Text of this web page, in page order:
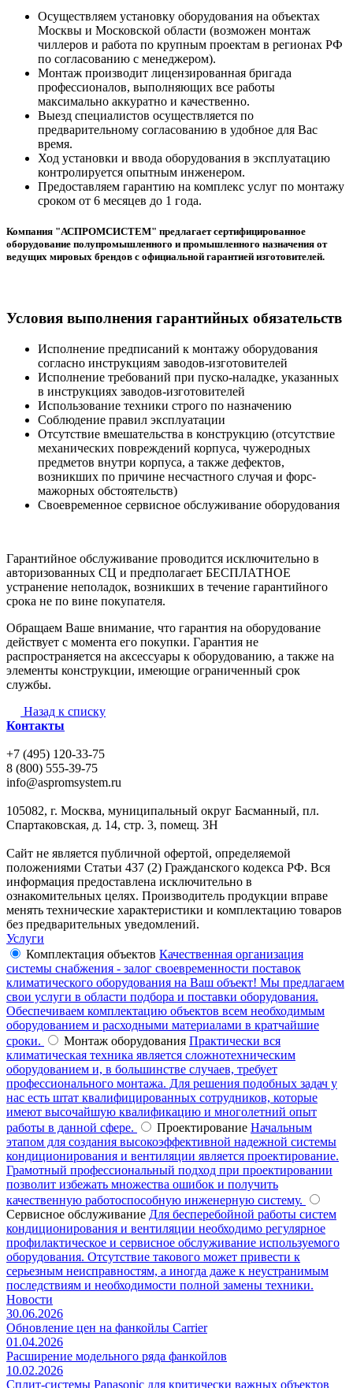
Осуществляем установку оборудования на объектах
Москвы и Московской области (возможен монтаж
чиллеров и работа по крупным проектам в регионах РФ
по согласованию с менеджером).
Монтаж производит лицензированная бригада
профессионалов, выполняющих все работы
максимально аккуратно и качественно.
Выезд специалистов осуществляется по
предварительному согласованию в удобное для Вас
время.
Ход установки и ввода оборудования в эксплуатацию
контролируется опытным инженером.
Предоставляем гарантию на комплекс услуг по монтажу
сроком от 6 месяцев до 1 года.
Компания "АСПРОМСИСТЕМ" предлагает сертифицированное
оборудование полупромышленного и промышленного назначения от
ведущих мировых брендов с официальной гарантией изготовителей.
Условия выполнения гарантийных обязательств
Исполнение предписаний к монтажу оборудования
согласно инструкциям заводов-изготовителей
Исполнение требований при пуско-наладке, указанных
в инструкциях заводов-изготовителей
Использование техники строго по назначению
Соблюдение правил эксплуатации
Отсутствие вмешательства в конструкцию (отсутствие
механических повреждений корпуса, чужеродных
предметов внутри корпуса, а также дефектов,
возникших по причине несчастного случая и форс-
мажорных обстоятельств)
Своевременное сервисное обслуживание оборудования
Гарантийное обслуживание проводится исключительно в
авторизованных СЦ и предполагает БЕСПЛАТНОЕ
устранение неполадок, возникших в течение гарантийного
срока не по вине покупателя.
Обращаем Ваше внимание, что гарантия на оборудование
действует с момента его покупки. Гарантия не
распространяется на аксессуары к оборудованию, а также на
элементы конструкции, имеющие ограниченный срок
службы.
Назад к списку
Контакты
+7 (495) 120-33-75
8 (800) 555-39-75
info@aspromsystem.ru
105082, г. Москва, муниципальный округ Басманный, пл.
Спартаковская, д. 14, стр. 3, помещ. 3Н
Сайт не является публичной офертой, определяемой
положениями Статьи 437 (2) Гражданского кодекса РФ. Вся
информация предоставлена исключительно в
ознакомительных целях. Производитель продукции вправе
менять технические характеристики и комплектацию товаров
без предварительных уведомлений.
Услуги
Комплектация объектов Качественная организация
системы снабжения - залог своевременности поставок
климатического оборудования на Ваш объект! Мы предлагаем
свои услуги в области подбора и поставки оборудования.
Обеспечиваем комплектацию объектов всем необходимым
оборудованием и расходными материалами в кратчайшие
сроки.
Монтаж оборудования Практически вся
климатическая техника является сложнотехническим
оборудованием и, в большинстве случаев, требует
профессионального монтажа. Для решения подобных задач у
нас есть штат квалифицированных сотрудников, которые
имеют высочайшую квалификацию и многолетний опыт
работы в данной сфере.
Проектирование Начальным
этапом для создания высокоэффективной надежной системы
кондиционирования и вентиляции является проектирование.
Грамотный профессиональный подход при проектировании
позволит избежать множества ошибок и получить
качественную работоспособную инженерную систему.
Сервисное обслуживание Для бесперебойной работы систем
кондиционирования и вентиляции необходимо регулярное
профилактическое и сервисное обслуживание используемого
оборудования. Отсутствие такового может привести к
серьезным неисправностям, а иногда даже к неустранимым
последствиям и необходимости полной замены техники.
Новости
30.06.2026
Обновление цен на фанкойлы Carrier
01.04.2026
Расширение модельного ряда фанкойлов
10.02.2026
Сплит-системы Panasonic для критически важных объектов